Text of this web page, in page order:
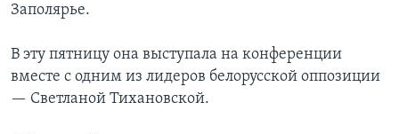
Заполярье.
В эту пятницу она выступала на конференции
вместе с одним из лидеров белорусской оппозиции
— Светланой Тихановской.